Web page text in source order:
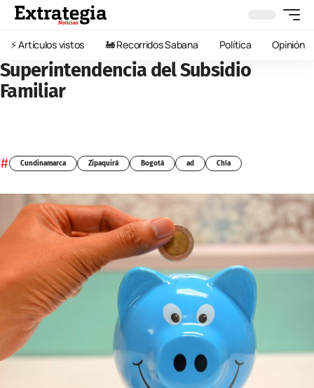
⚡️ Artículos vistos 🚂 Recorridos Sabana Política Opinión
Superintendencia del Subsidio
Familiar
# Cundinamarca Zipaquirá Bogotá ad Chía